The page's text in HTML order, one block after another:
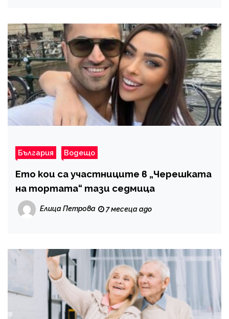
България Водещо
Ето кои са участниците в „Черешката
на тортата“ тази седмица
Елица Петрова 7 месеца ago